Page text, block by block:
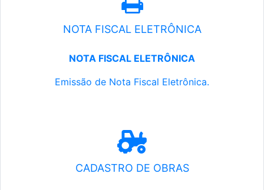
NOTA FISCAL ELETRÔNICA
NOTA FISCAL ELETRÔNICA
Emissão de Nota Fiscal Eletrônica.
CADASTRO DE OBRAS